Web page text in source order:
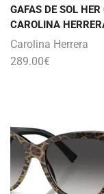
GAFAS DE SOL
CAROLINA
Carolina Herrera
289.00€